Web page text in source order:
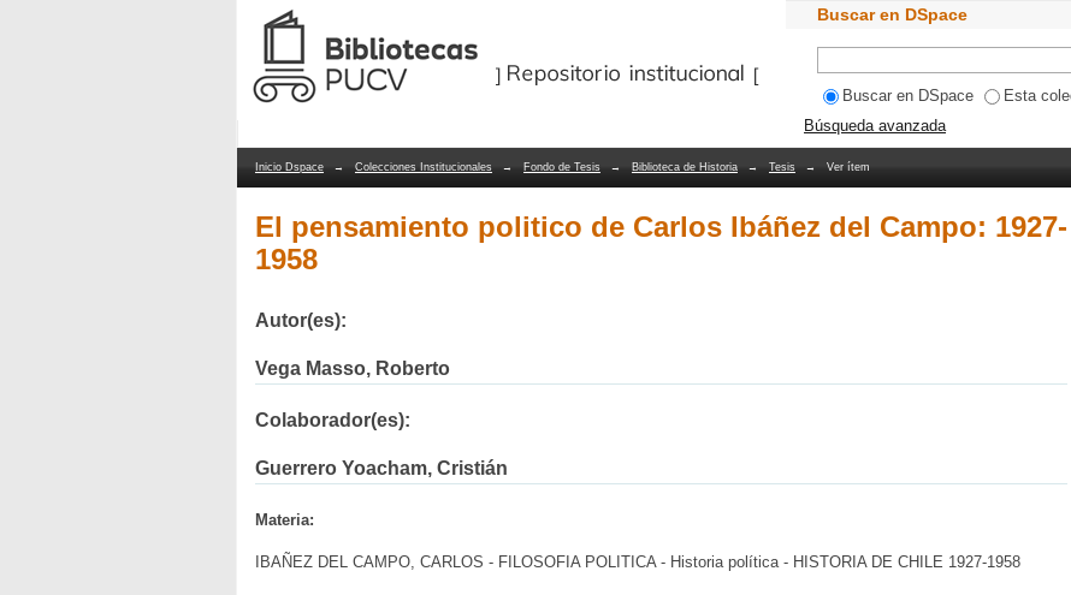
El pensamiento politico de Carlos Ibáñez del Campo: 1927-
Repositorio Dspace/Manakin Buscar en DSpace
Buscar en DSpace
Esta
Búsqueda avanzada
Inicio Dspace → Colecciones Institucionales → Fondo de Tesis → Biblioteca de Historia → Tesis → Ver ítem
El pensamiento politico de Carlos Ibáñez del Campo: 1927-
1958
Autor(es):
Vega Masso, Roberto
Colaborador(es):
Guerrero Yoacham, Cristián
Materia:
IBAÑEZ DEL CAMPO, CARLOS - FILOSOFIA POLITICA - Historia política - HISTORIA DE CHILE 1927-1958